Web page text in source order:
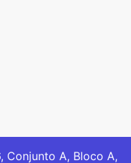
Conjunto A, Bloco A,